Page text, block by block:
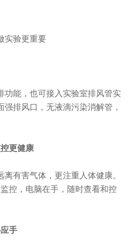
实验更重要
功能，也可接入实验室排风管实
排风口，无液滴污染消解管，
更健康
有害气体，更注重人体健康。
控，电脑在手，随时查看和控
手